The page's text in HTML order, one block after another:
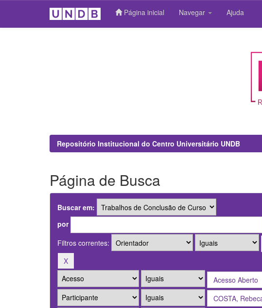
Página inicial Navegar Ajuda
Repositório Institucional do Centro Universitário UNDB
Página de Busca
Buscar em:
por
Filtros correntes: